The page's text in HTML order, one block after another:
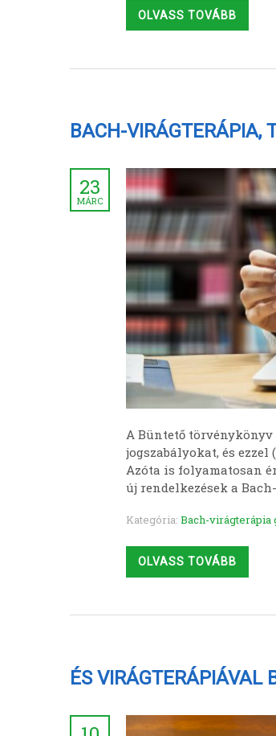
OLVASS TOVÁBB
BACH-VIRÁGTERÁPIA,
23
MÁRC
A Büntető
jogszabályokat, és
Azóta is folyamatosan
új rendelkezések a
Kategória: Bach-virágterápia
OLVASS TOVÁBB
ÉS VIRÁGTERÁPIÁVAL